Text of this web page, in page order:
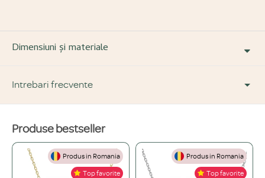
Dimensiuni și materiale
Intrebari frecvente
DESPRE PRODUS ȘI MATERIALE
Din ce materiale sunt fabricate bijuteriile voastre?
Produse bestseller
Produs in Romania
Top favorite
Produs in Romania
Top favorite